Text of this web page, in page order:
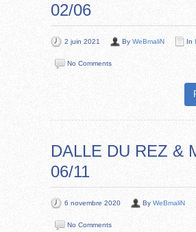
02/06
2 juin 2021 By WeBmaliN In
No Comments
DALLE DU REZ &
06/11
6 novembre 2020 By WeBmaliN
No Comments